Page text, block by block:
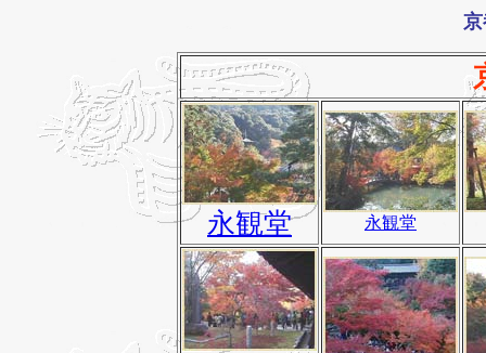
永観堂 永観堂